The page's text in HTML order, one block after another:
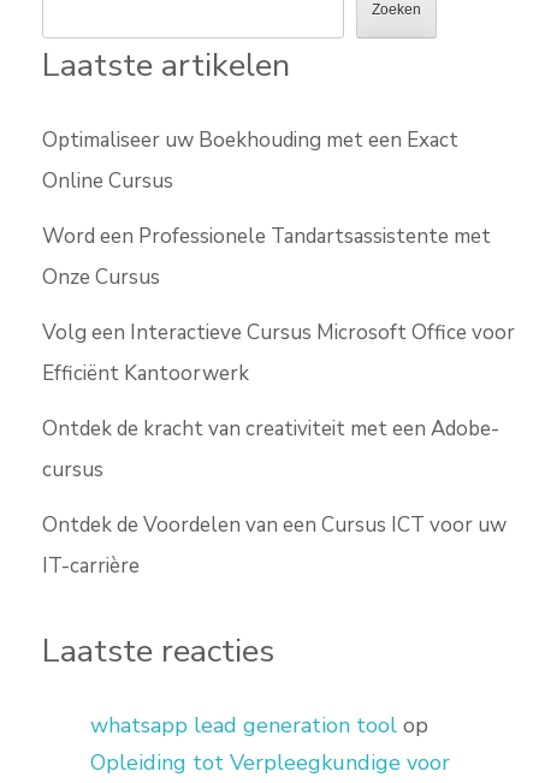
Zoeken
Laatste artikelen
Optimaliseer uw Boekhouding met een Exact
Online Cursus
Word een Professionele Tandartsassistente met
Onze Cursus
Volg een Interactieve Cursus Microsoft Office voor
Efficiënt Kantoorwerk
Ontdek de kracht van creativiteit met een Adobe-
cursus
Ontdek de Voordelen van een Cursus ICT voor uw
IT-carrière
Laatste reacties
whatsapp lead generation tool op
Opleiding tot Verpleegkundige voor